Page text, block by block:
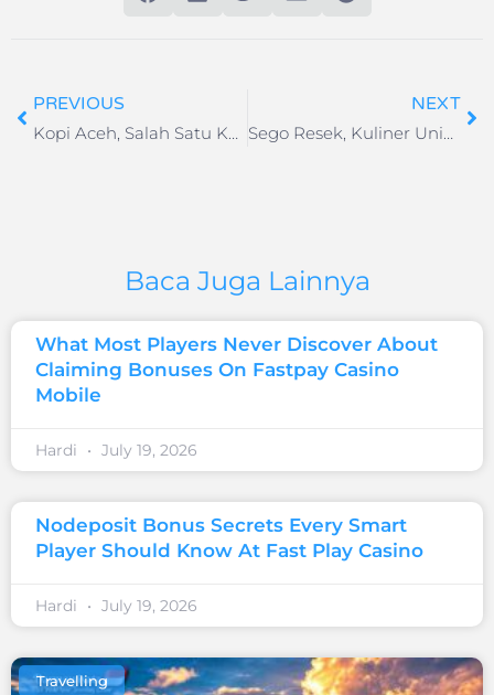
PREVIOUS
Kopi Aceh, Salah Satu Kopi Terbaik Dari Indonesia Yang Wajib Anda Coba
NEXT
Sego Resek, Kuliner Unik Kota Malang
Baca Juga Lainnya
What Most Players Never Discover About
Claiming Bonuses On Fastpay Casino
Mobile
Hardi July 19, 2026
Nodeposit Bonus Secrets Every Smart
Player Should Know At Fast Play Casino
Hardi July 19, 2026
Travelling